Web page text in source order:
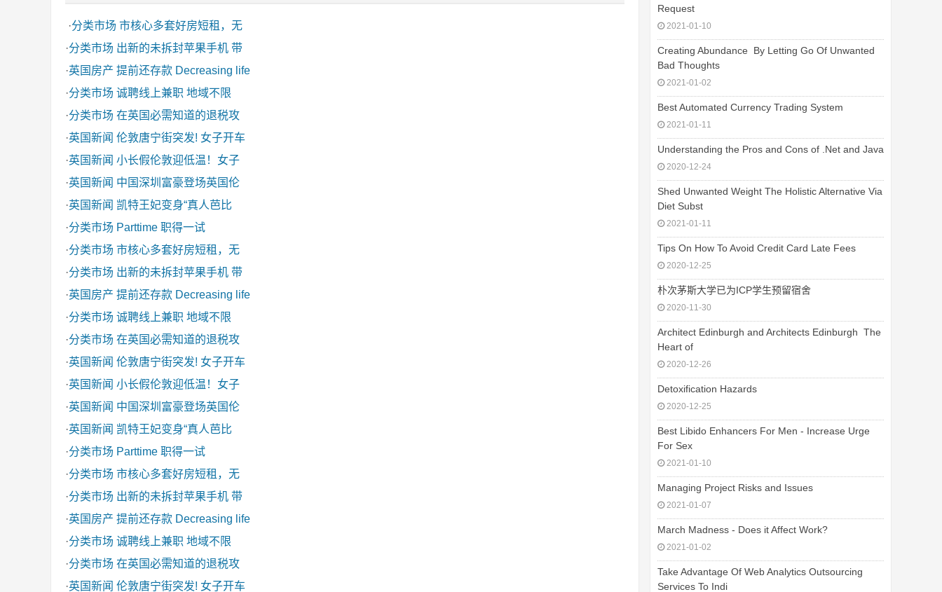
·分类市场 市核心多套好房短租，无
·分类市场 出新的未拆封苹果手机 带
·英国房产 提前还存款 Decreasing life
·分类市场 诚聘线上兼职 地域不限
·分类市场 在英国必需知道的退税攻
·英国新闻 伦敦唐宁街突发! 女子开车
·英国新闻 小长假伦敦迎低温！女子
·英国新闻 中国深圳富豪登场英国伦
·英国新闻 凯特王妃变身“真人芭比
·分类市场 Parttime 职得一试
·分类市场 市核心多套好房短租，无
·分类市场 出新的未拆封苹果手机 带
·英国房产 提前还存款 Decreasing life
·分类市场 诚聘线上兼职 地域不限
·分类市场 在英国必需知道的退税攻
·英国新闻 伦敦唐宁街突发! 女子开车
·英国新闻 小长假伦敦迎低温！女子
·英国新闻 中国深圳富豪登场英国伦
·英国新闻 凯特王妃变身“真人芭比
·分类市场 Parttime 职得一试
·分类市场 市核心多套好房短租，无
·分类市场 出新的未拆封苹果手机 带
·英国房产 提前还存款 Decreasing life
·分类市场 诚聘线上兼职 地域不限
·分类市场 在英国必需知道的退税攻
·英国新闻 伦敦唐宁街突发! 女子开车
Request
2021-01-10
Creating Abundance  By Letting Go Of Unwanted
Bad Thoughts
2021-01-02
Best Automated Currency Trading System
2021-01-11
Understanding the Pros and Cons of .Net and Java
2020-12-24
Shed Unwanted Weight The Holistic Alternative Via
Diet Subst
2021-01-11
Tips On How To Avoid Credit Card Late Fees
2020-12-25
朴次茅斯大学已为ICP学生预留宿舍
2020-11-30
Architect Edinburgh and Architects Edinburgh  The
Heart of
2020-12-26
Detoxification Hazards
2020-12-25
Best Libido Enhancers For Men - Increase Urge
For Sex
2021-01-10
Managing Project Risks and Issues
2021-01-07
March Madness - Does it Affect Work?
2021-01-02
Take Advantage Of Web Analytics Outsourcing
Services To Indi